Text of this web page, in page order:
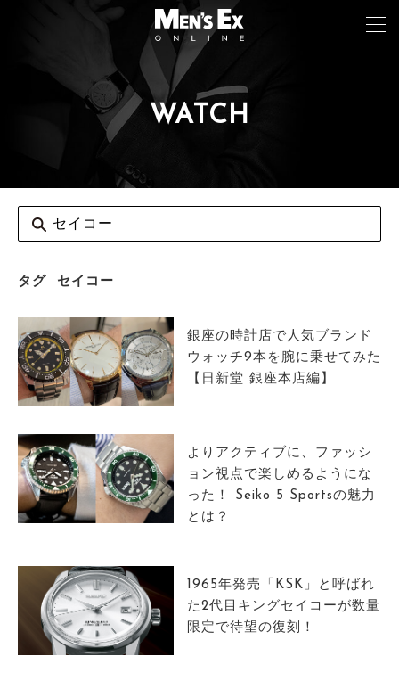
WATCH
タグ セイコー
銀座の時計店で人気ブランド
ウォッチ9本を腕に乗せてみた
【日新堂 銀座本店編】
よりアクティブに、ファッシ
ョン視点で楽しめるようにな
った！ Seiko 5 Sportsの魅力
とは？
1965年発売「KSK」と呼ばれ
た2代目キングセイコーが数量
限定で待望の復刻！
CAR&BIKE
LIFESTYLE
COLUMN
MAGAZINE
ABOUT SITE
サイトマップ